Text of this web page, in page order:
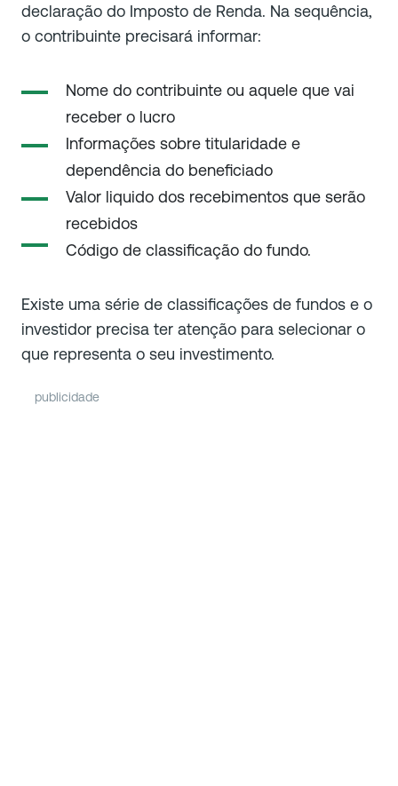
declaração do Imposto de Renda. Na sequência,
o contribuinte precisará informar:
Nome do contribuinte ou aquele que vai
receber o lucro
Informações sobre titularidade e
dependência do beneficiado
Valor liquido dos recebimentos que serão
recebidos
Código de classificação do fundo.
Existe uma série de classificações de fundos e o
investidor precisa ter atenção para selecionar o
que representa o seu investimento.
publicidade